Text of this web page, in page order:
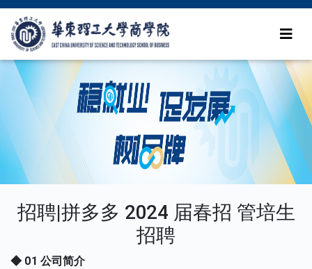
招聘|拼多多 2024 届春招 管培生
招聘
◆ 01 公司简介